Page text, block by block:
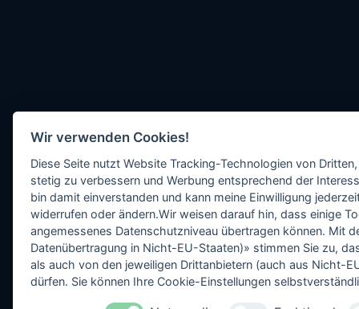
Wir verwenden Cookies!
Diese Seite nutzt Website Tracking-Technologien von
stetig zu verbessern und Werbung entsprechend der
bin damit einverstanden und kann meine Einwilligung
widerrufen oder ändern.Wir weisen darauf hin, dass einige
angemessenes Datenschutzniveau übertragen können. Mit
Datenübertragung in Nicht-EU-Staaten)» stimmen Sie zu,
als auch von den jeweiligen Drittanbietern (auch aus Nicht-
dürfen. Sie können Ihre Cookie-Einstellungen